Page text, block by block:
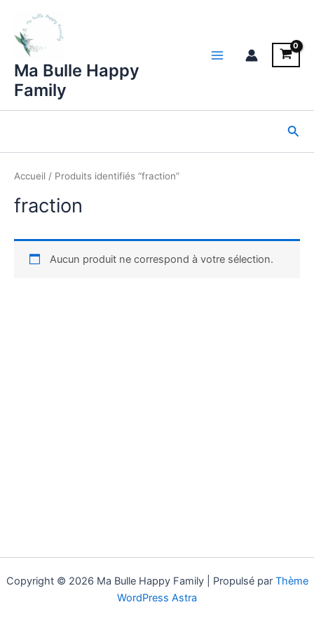
contenu
Ma Bulle Happy
Family
Accueil / Produits identifiés “fraction”
fraction
Aucun produit ne correspond à votre sélection.
Copyright © 2026 Ma Bulle Happy Family | Propulsé par Thème
WordPress Astra